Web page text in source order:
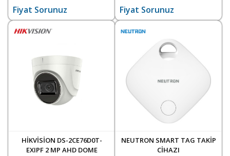
Fiyat Sorunuz
HALOJENFREE KABLO
Fiyat Sorunuz
HİKVİSİON DS-2CE76D0T-
EXIPF 2 MP AHD DOME
NEUTRON SMART TAG TAKİP
CİHAZI